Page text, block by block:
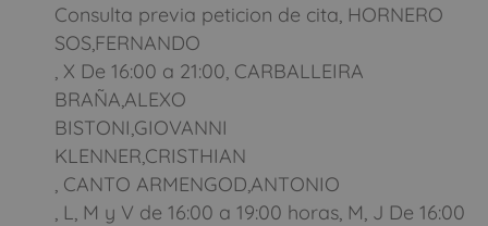
Consulta previa peticion de cita, HORNERO
SOS,FERNANDO
, X De 16:00 a 21:00, CARBALLEIRA
BRAÑA,ALEXO
BISTONI,GIOVANNI
KLENNER,CRISTHIAN
, CANTO ARMENGOD,ANTONIO
, L, M y V de 16:00 a 19:00 horas, M, J De 16:00